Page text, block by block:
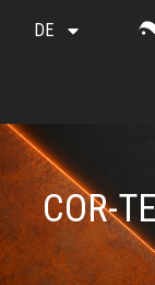
DE
COR-